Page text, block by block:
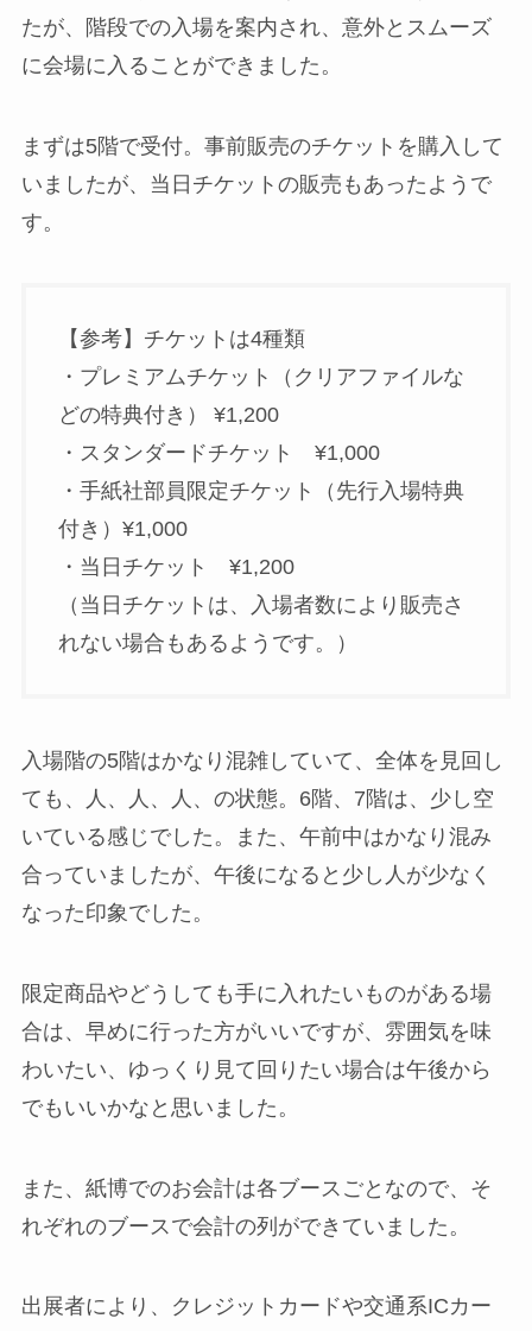
たが、階段での入場を案内され、意外とスムーズ
に会場に入ることができました。
まずは5階で受付。事前販売のチケットを購入して
いましたが、当日チケットの販売もあったようで
す。
【参考】チケットは4種類
・プレミアムチケット（クリアファイルな
どの特典付き） ¥1,200
・スタンダードチケット ¥1,000
・手紙社部員限定チケット（先行入場特典
付き）¥1,000
・当日チケット ¥1,200
（当日チケットは、入場者数により販売さ
れない場合もあるようです。）
入場階の5階はかなり混雑していて、全体を見回し
ても、人、人、人、の状態。6階、7階は、少し空
いている感じでした。また、午前中はかなり混み
合っていましたが、午後になると少し人が少なく
なった印象でした。
限定商品やどうしても手に入れたいものがある場
合は、早めに行った方がいいですが、雰囲気を味
わいたい、ゆっくり見て回りたい場合は午後から
でもいいかなと思いました。
また、紙博でのお会計は各ブースごとなので、そ
れぞれのブースで会計の列ができていました。
出展者により、クレジットカードや交通系ICカー